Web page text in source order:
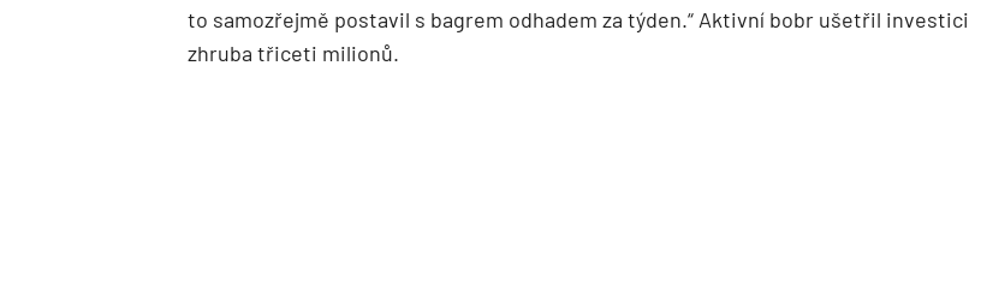
to samozřejmě postavil s bagrem odhadem za týden.“ Aktivní bobr ušetřil investici
zhruba třiceti milionů.